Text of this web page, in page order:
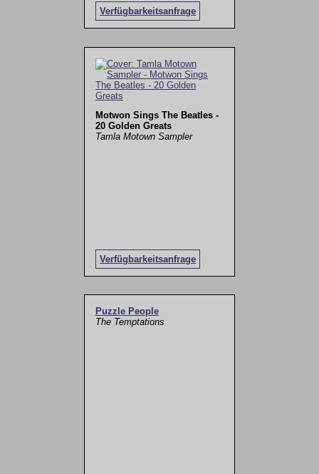
Verfügbarkeitsanfrage
Motwon Sings The Beatles -
20 Golden Greats
Tamla Motown Sampler
Verfügbarkeitsanfrage
Puzzle People
The Temptations